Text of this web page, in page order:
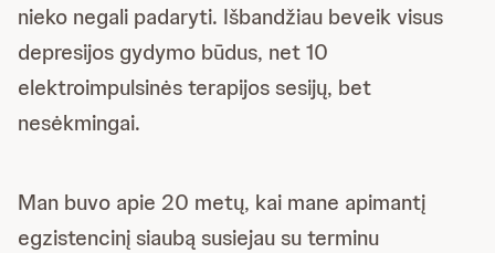
nieko negali padaryti. Išbandžiau beveik visus
depresijos gydymo būdus, net 10
elektroimpulsinės terapijos sesijų, bet
nesėkmingai.
Man buvo apie 20 metų, kai mane apimantį
egzistencinį siaubą susiejau su terminu